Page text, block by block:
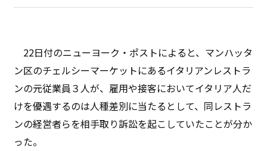
22日付のニューヨーク・ポストによると、マンハッタ
ン区のチェルシーマーケットにあるイタリアンレストラ
ンの元従業員３人が、雇用や接客においてイタリア人だ
けを優遇するのは人種差別に当たるとして、同レストラ
ンの経営者らを相手取り訴訟を起こしていたことが分か
った。